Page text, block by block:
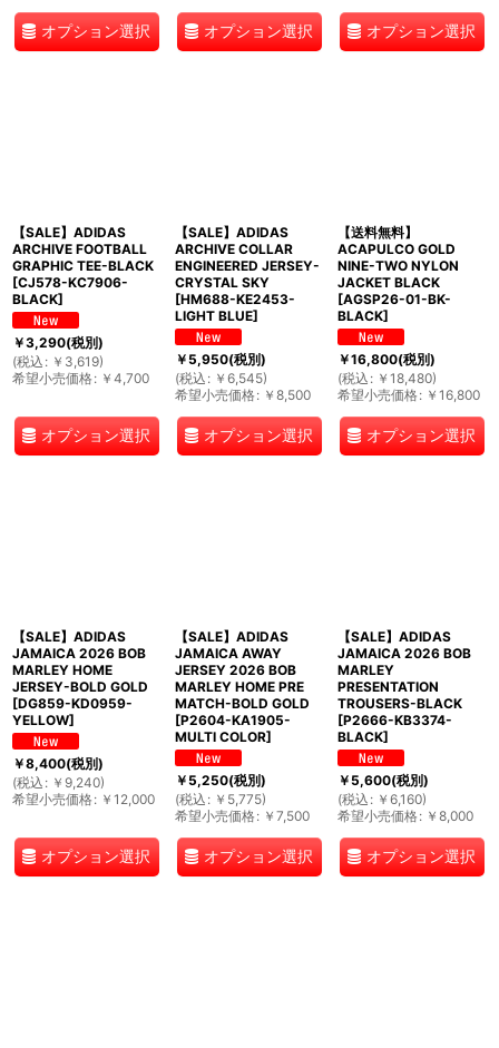
オプション選択 オプション選択 オプション選択
【SALE】ADIDAS
ARCHIVE FOOTBALL
GRAPHIC TEE-BLACK
[CJ578-KC7906-
BLACK]
￥3,290(税別)
(税込 : ￥ 3,619)
希望小売価格: ￥ 4,700
オプション選択
【SALE】ADIDAS
ARCHIVE COLLAR
ENGINEERED JERSEY-
CRYSTAL SKY
[HM688-KE2453-
LIGHT BLUE]
￥5,950(税別)
(税込 : ￥ 6,545)
希望小売価格: ￥ 8,500
オプション選択
【送料無料】
ACAPULCO GOLD
NINE-TWO NYLON
JACKET BLACK
[AGSP26-01-BK-
BLACK]
￥16,800(税別)
(税込 : ￥ 18,480)
希望小売価格: ￥ 16,800
オプション選択
【SALE】ADIDAS
JAMAICA 2026 BOB
MARLEY HOME
JERSEY-BOLD GOLD
[DG859-KD0959-
YELLOW]
￥8,400(税別)
(税込 : ￥ 9,240)
希望小売価格: ￥ 12,000
オプション選択
【SALE】ADIDAS
JAMAICA AWAY
JERSEY 2026 BOB
MARLEY HOME PRE
MATCH-BOLD GOLD
[P2604-KA1905-
MULTI COLOR]
￥5,250(税別)
(税込 : ￥ 5,775)
希望小売価格: ￥ 7,500
オプション選択
【SALE】ADIDAS
JAMAICA 2026 BOB
MARLEY
PRESENTATION
TROUSERS-BLACK
[P2666-KB3374-
BLACK]
￥5,600(税別)
(税込 : ￥ 6,160)
希望小売価格: ￥ 8,000
オプション選択